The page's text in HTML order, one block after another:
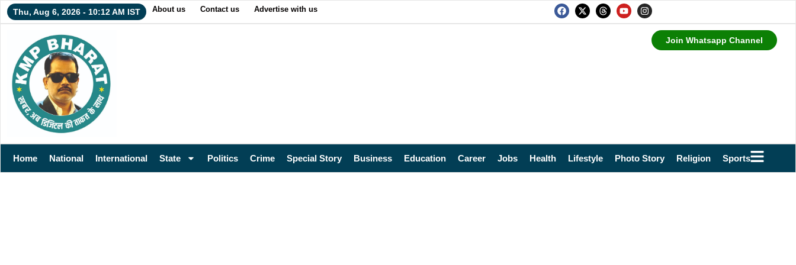
Thu, Aug 6, 2026 - 10:12 AM IST About us Contact us Advertise with us
Join Whatsapp Channel
Home National International State Politics Crime Special Story Business Education Career Jobs Health Lifestyle Photo Story Religion Sports